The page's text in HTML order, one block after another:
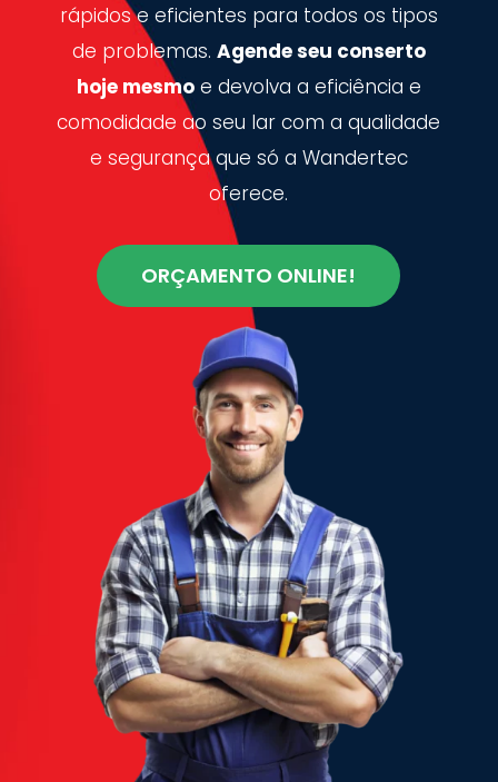
rápidos e eficientes para todos os tipos
de problemas. Agende seu conserto
hoje mesmoe devolva a eficiência e
comodidade ao seu lar com a qualidade
e segurança que só a Wandertec
oferece.
ORÇAMENTO ONLINE!